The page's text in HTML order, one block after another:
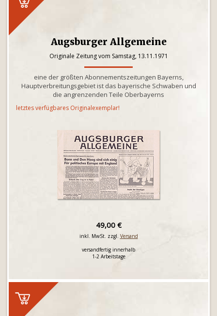
Augsburger Allgemeine
Originale Zeitung vom Samstag, 13.11.1971
eine der größten Abonnementszeitungen Bayerns,
Hauptverbreitungsgebiet ist das bayerische Schwaben und
die angrenzenden Teile Oberbayerns
letztes verfügbares Originalexemplar!
49,00 €
inkl. MwSt. zzgl. Versand
versandfertig innerhalb
1-2 Arbeitstage